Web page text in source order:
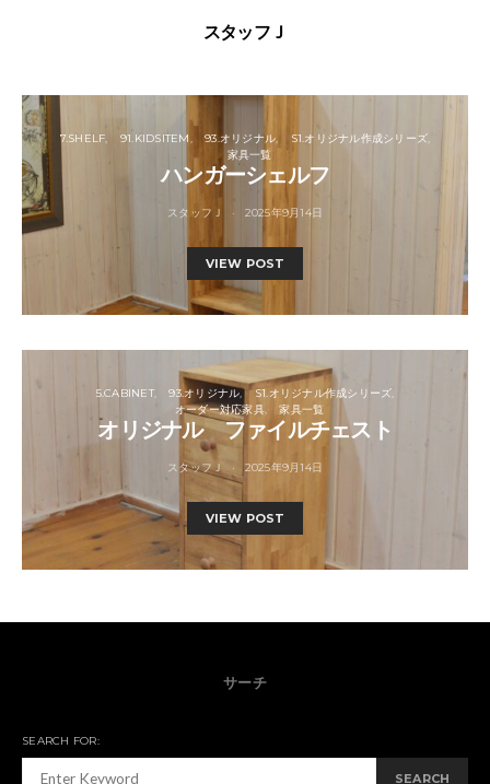
スタッフＪ
7.SHELF 91.KIDSITEM 93.オリジナル
S1.オリジナル作成シリーズ
家具一覧
ハンガーシェルフ
スタッフＪ 2025年9月14日
VIEW POST
5.CABINET 93.オリジナル
S1.オリジナル作成シリーズ
オーダー対応家具
家具一覧
オリジナル ファイルチェスト
スタッフＪ 2025年9月14日
VIEW POST
サーチ
SEARCH FOR:
SEARCH